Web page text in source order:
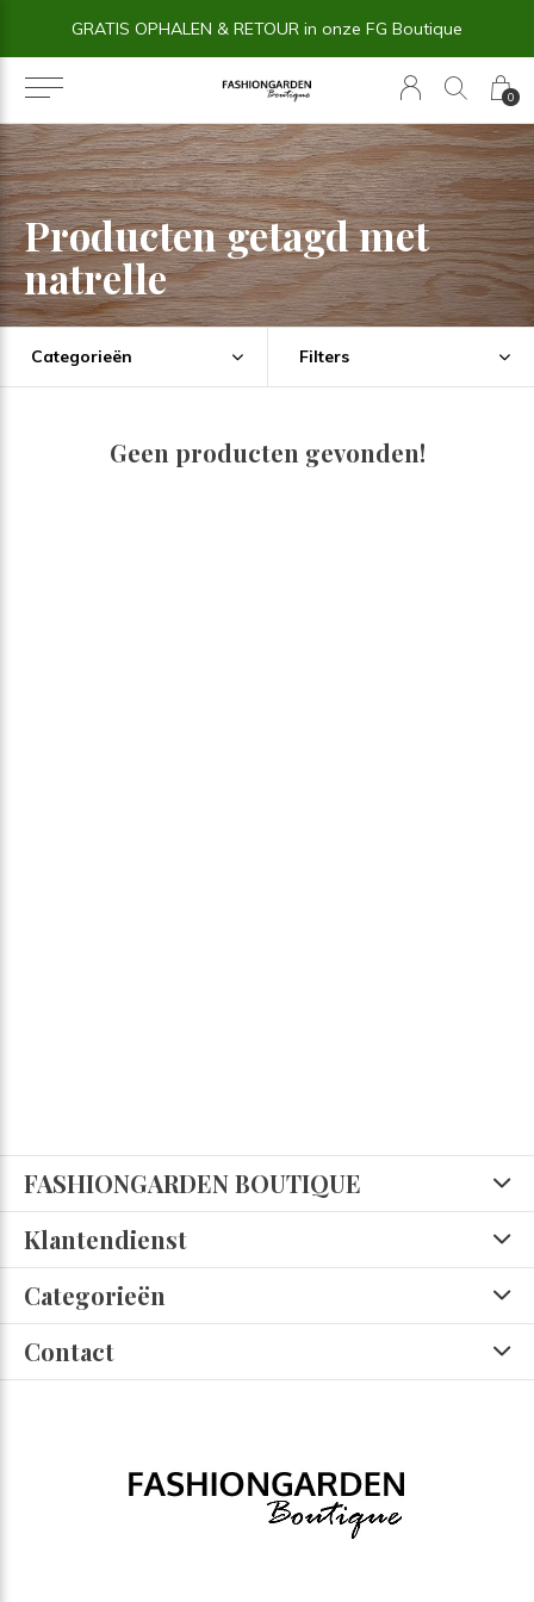
0
GRATIS OPHALEN & RETOUR in onze FG Boutique
Producten getagd met
natrelle
Categorieën Filters
Geen producten gevonden!
FASHIONGARDEN BOUTIQUE
Klantendienst
Categorieën
Contact